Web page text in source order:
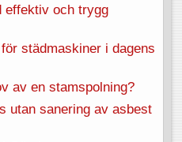
effektiv och trygg
städmaskiner i dagens
av en stamspolning?
utan sanering av asbest